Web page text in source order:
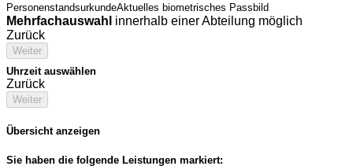
PersonenstandsurkundeAktuelles biometrisches Passbild
Mehrfachauswahl innerhalb einer Abteilung möglich
Zurück
Weiter
Uhrzeit auswählen
Zurück
Weiter
Übersicht anzeigen
Sie haben die folgende Leistungen markiert: